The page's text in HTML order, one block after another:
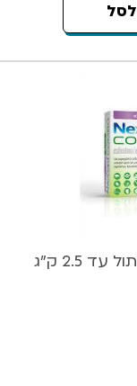
2.5 ק”ג